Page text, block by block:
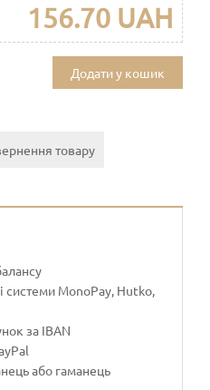
156.70 UAH
Додати у кошик
товару
системи MonoPay, Hutko,
за IBAN
або гаманець